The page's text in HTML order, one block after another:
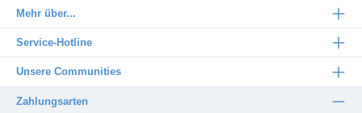
Mehr über...
Service-Hotline
Unsere Communities
Zahlungsarten